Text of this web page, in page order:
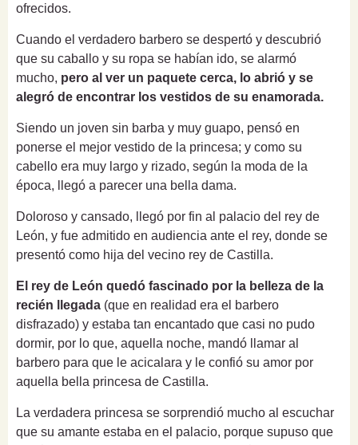
ofrecidos.
Cuando el verdadero barbero se despertó y descubrió
que su caballo y su ropa se habían ido, se alarmó
mucho, pero al ver un paquete cerca, lo abrió y se
alegró de encontrar los vestidos de su enamorada.
Siendo un joven sin barba y muy guapo, pensó en
ponerse el mejor vestido de la princesa; y como su
cabello era muy largo y rizado, según la moda de la
época, llegó a parecer una bella dama.
Doloroso y cansado, llegó por fin al palacio del rey de
León, y fue admitido en audiencia ante el rey, donde se
presentó como hija del vecino rey de Castilla.
El rey de León quedó fascinado por la belleza de la
recién llegada (que en realidad era el barbero
disfrazado) y estaba tan encantado que casi no pudo
dormir, por lo que, aquella noche, mandó llamar al
barbero para que le acicalara y le confió su amor por
aquella bella princesa de Castilla.
La verdadera princesa se sorprendió mucho al escuchar
que su amante estaba en el palacio, porque supuso que